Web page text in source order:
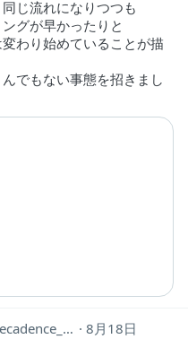
じ流れになりつつも
グが早かったりと
わり始めていることが描
でもない事態を招きまし
8月18日